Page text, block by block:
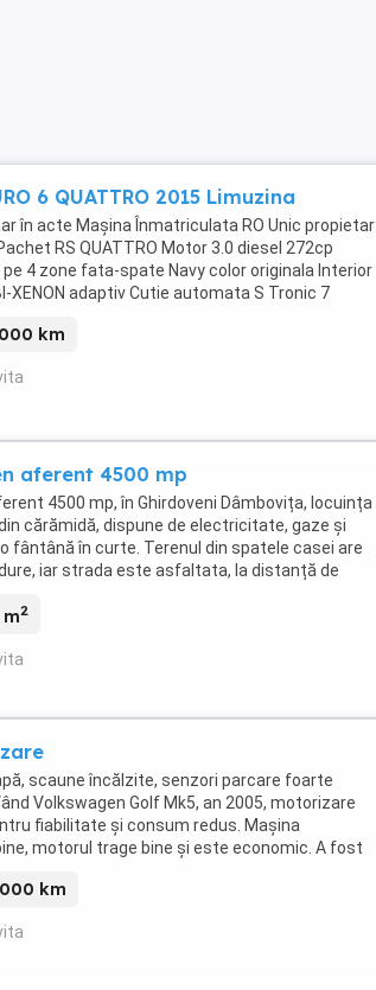
6 QUATTRO 2015 Limuzina
în acte Mașina Înmatriculata RO Unic propietar
RS QUATTRO Motor 3.0 diesel 272cp
pe 4 zone fata-spate Navy color originala Interior
XENON adaptiv Cutie automata S Tronic 7
km
aferent 4500 mp
4500 mp, în Ghirdoveni Dâmbovița, locuința
cărămidă, dispune de electricitate, gaze și
fântână în curte. Terenul din spatele casei are
iar strada este asfaltata, la distanță de
m2
scaune încălzite, senzori parcare foarte
Volkswagen Golf Mk5, an 2005, motorizare
fiabilitate și consum redus. Mașina
motorul trage bine și este economic. A fost
km